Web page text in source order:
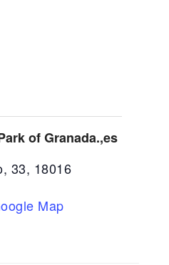
of Granada.,es
33, 18016
Map